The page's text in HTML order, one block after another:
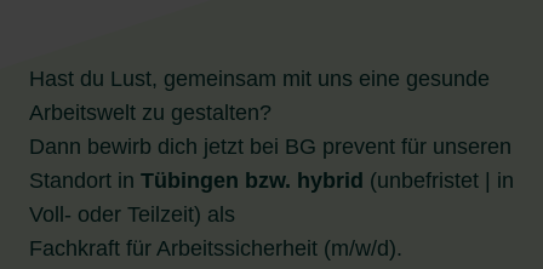
Hast du Lust, gemeinsam mit uns eine gesunde
Arbeitswelt zu gestalten?
Dann bewirb dich jetzt bei BG prevent für unseren
Standort in Tübingen bzw. hybrid (unbefristet | in
Voll- oder Teilzeit) als
Fachkraft für Arbeitssicherheit (m/w/d).